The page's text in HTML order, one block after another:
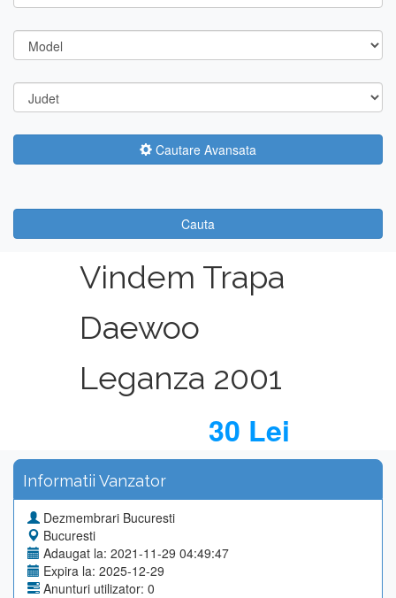
Cautare Avansata
Cauta
Vindem Trapa
Daewoo
Leganza 2001
30 Lei
Informatii Vanzator
Dezmembrari Bucuresti
Bucuresti
Adaugat la: 2021-11-29 04:49:47
Expira la: 2025-12-29
Anunturi utilizator: 0